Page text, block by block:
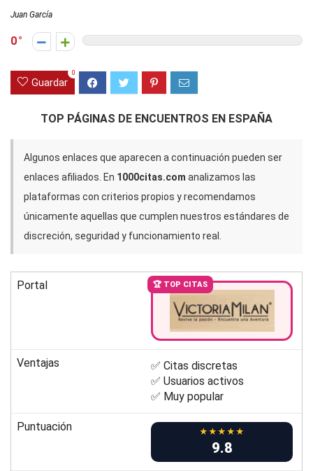
Juan García
0
Guardar
0
TOP PÁGINAS DE ENCUENTROS EN ESPAÑA
Algunos enlaces que aparecen a continuación pueden ser
enlaces afiliados. En 1000citas.com analizamos las
plataformas con criterios propios y recomendamos
únicamente aquellas que cumplen nuestros estándares de
discreción, seguridad y funcionamiento real.
Portal 🏆 TOP CITAS
Ventajas
✅ Citas discretas
✅ Usuarios activos
✅ Muy popular
Puntuación ★★★★★
9.8